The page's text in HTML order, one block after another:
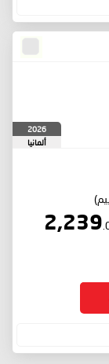
2026
ألمانيا